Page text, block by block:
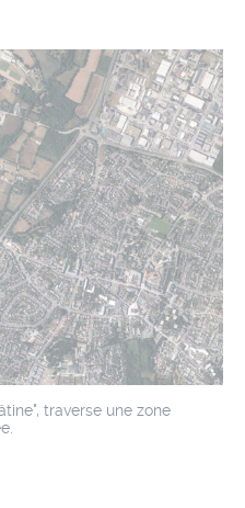
traverse une zone